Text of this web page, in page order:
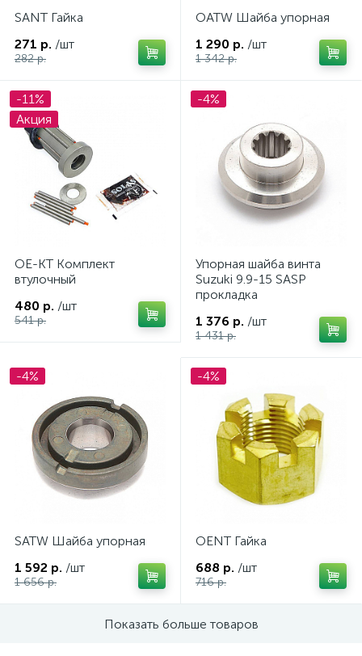
SANT Гайка
271 р. /шт
282 р.
OATW Шайба упорная
1 290 р. /шт
1 342 р.
-11%
Акция
OE-KT Комплект
втулочный
480 р. /шт
541 р.
-4%
Упорная шайба винта
Suzuki 9.9-15 SASP
прокладка
1 376 р. /шт
1 431 р.
-4%
SATW Шайба упорная
1 592 р. /шт
1 656 р.
-4%
OENT Гайка
688 р. /шт
716 р.
Показать больше товаров